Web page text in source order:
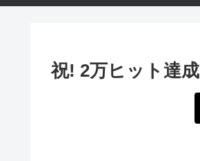
祝! 2万ヒット達成